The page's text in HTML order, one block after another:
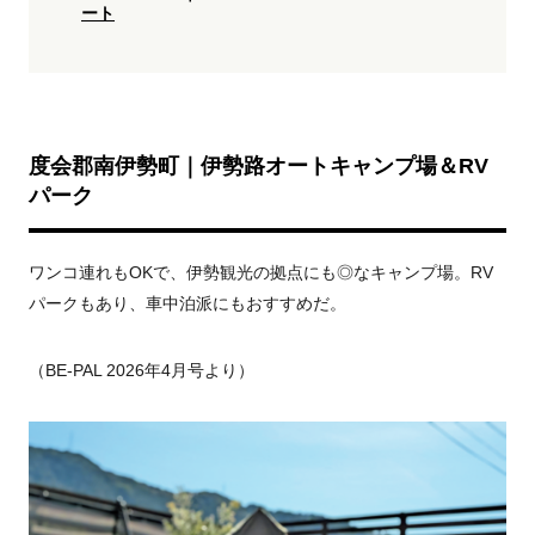
ート
度会郡南伊勢町｜伊勢路オートキャンプ場＆RV
パーク
ワンコ連れもOKで、伊勢観光の拠点にも◎なキャンプ場。RV
パークもあり、車中泊派にもおすすめだ。
（BE-PAL 2026年4月号より）